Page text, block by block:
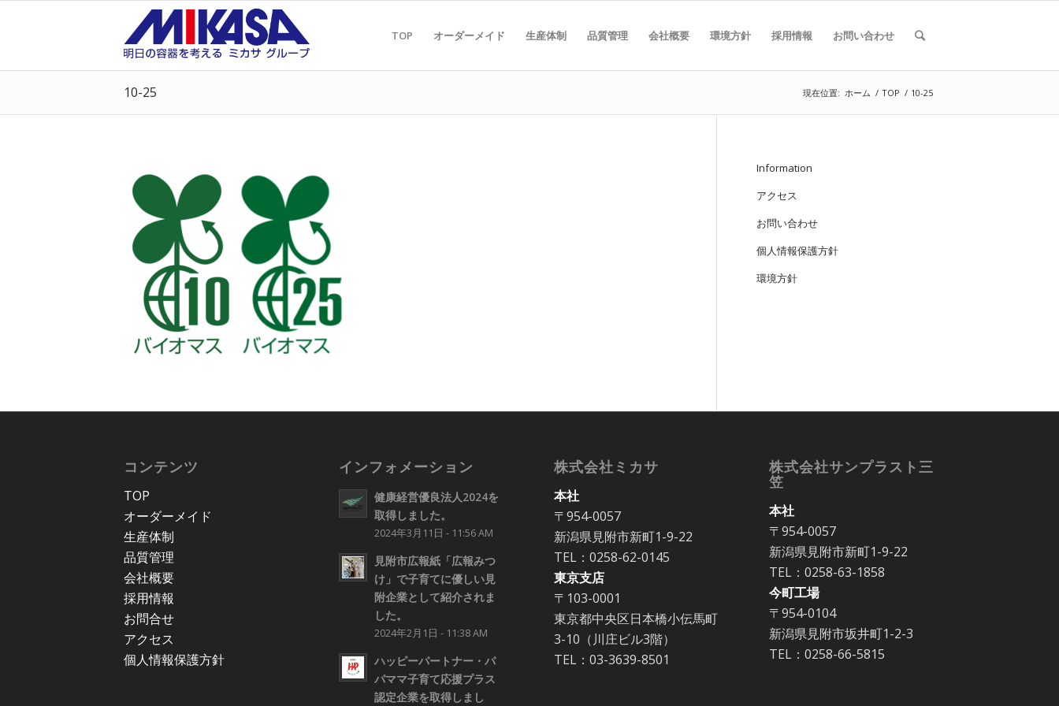
TOP オーダーメイド 生産体制 品質管理 会社概要 環境方針 採用情報 お問い合わせ
10-25 現在位置: ホーム / TOP / 10-25
Information
アクセス
お問い合わせ
個人情報保護方針
環境方針
コンテンツ
TOP
オーダーメイド
生産体制
品質管理
会社概要
採用情報
お問合せ
アクセス
個人情報保護方針
インフォメーション
健康経営優良法人2024を
取得しました。
2024年3月11日 - 11:56 AM
見附市広報紙「広報みつ
け」で子育てに優しい見
附企業として紹介されま
した。
2024年2月1日 - 11:38 AM
ハッピーパートナー・パ
パママ子育て応援プラス
認定企業を取得しまし
株式会社ミカサ
本社
〒954-0057
新潟県見附市新町1-9-22
TEL：0258-62-0145
東京支店
〒103-0001
東京都中央区日本橋小伝馬町
3-10（川庄ビル3階）
TEL：03-3639-8501
株式会社サンプラスト三
笠
本社
〒954-0057
新潟県見附市新町1-9-22
TEL：0258-63-1858
今町工場
〒954-0104
新潟県見附市坂井町1-2-3
TEL：0258-66-5815